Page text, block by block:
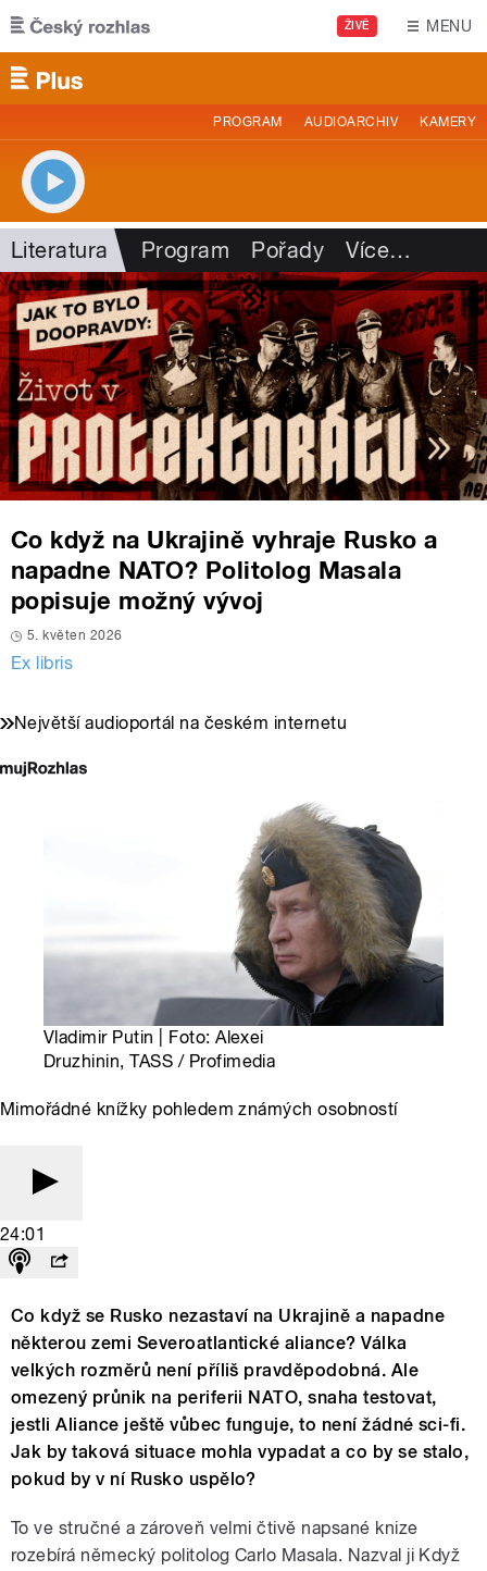
Přejít k hlavnímu obsahu
ŽIVĚ MENU
PROGRAM AUDIOARCHIV KAMERY
Literatura Program Pořady Více…
Co když na Ukrajině vyhraje Rusko a
napadne NATO? Politolog Masala
popisuje možný vývoj
5. květen 2026
Ex libris
Největší audioportál na českém internetu
Vladimir Putin | Foto: Alexei
Druzhinin, TASS / Profimedia
Mimořádné knížky pohledem známých osobností
24:01
Co když se Rusko nezastaví na Ukrajině a napadne
některou zemi Severoatlantické aliance? Válka
velkých rozměrů není příliš pravděpodobná. Ale
omezený průnik na periferii NATO, snaha testovat,
jestli Aliance ještě vůbec funguje, to není žádné sci-fi.
Jak by taková situace mohla vypadat a co by se stalo,
pokud by v ní Rusko uspělo?
To ve stručné a zároveň velmi čtivě napsané knize
rozebírá německý politolog Carlo Masala. Nazval ji Když